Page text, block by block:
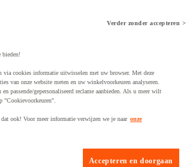
Verder zonder accepteren >
bieden!
cookies informatie uitwisselen met uw browser. Met deze
van onze website meten en uw winkelvoorkeuren analyseren.
passende/gepersonaliseerd reclame aanbieden. Als u meer wilt
"Cookievoorkeuren".
ook! Voor meer informatie verwijzen we je naar onze
Accepteren en doorgaan